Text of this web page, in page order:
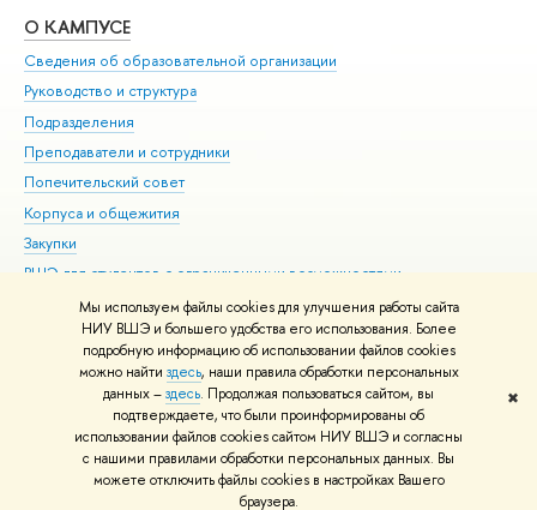
Мы используем файлы cookies для улучшения работы сайта
НИУ ВШЭ и большего удобства его использования. Более
подробную информацию об использовании файлов cookies
можно найти здесь, наши правила обработки персональных
данных –здесь. Продолжая пользоваться сайтом, вы
подтверждаете, что были проинформированы об
использовании файлов cookies сайтом НИУ ВШЭ и согласны
с нашими правилами обработки персональных данных. Вы
можете отключить файлы cookies в настройках Вашего
браузера.
✖
О КАМПУСЕ
Сведения об образовательной организации
Руководство и структура
Подразделения
Преподаватели и сотрудники
Попечительский совет
Корпуса и общежития
Закупки
ВШЭ для студентов с ограниченными возможностями
здоровья и инвалидностью
Версия для слабовидящих
Единая платежная страница
© НИУ ВШЭ 1993–2026 Адреса и контакты Условия использования
материалов Политика конфиденциальности Карта сайта
Шрифты HSE Sans и HSE Slab разработаны вШколе дизайна НИУ ВШЭ